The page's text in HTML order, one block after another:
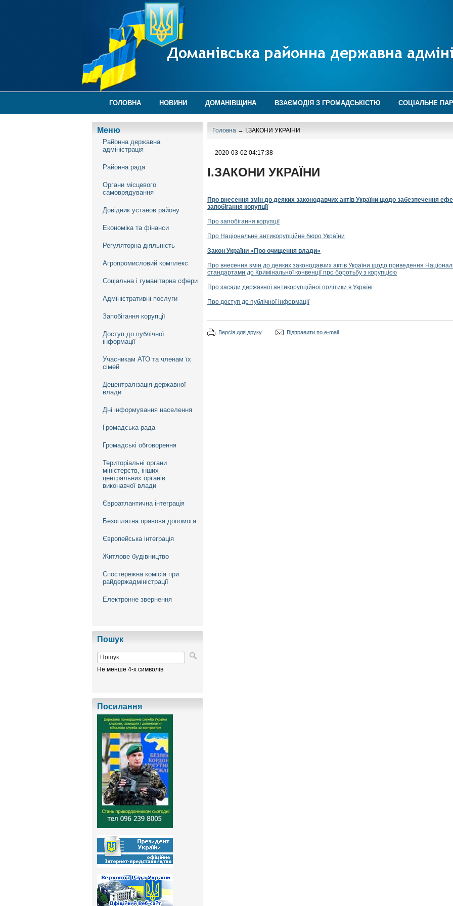
ГОЛОВНА НОВИНИ ДОМАНІВЩИНА ВЗАЄМОДІЯ З ГРОМАДСЬКІСТЮ СОЦІАЛЬНЕ
Меню
Районна державна
адміністрація
Районна рада
Органи місцевого
самоврядування
Довідник установ району
Економіка та фінанси
Регуляторна діяльність
Агропромисловий комплекс
Соціальна і гуманітарна сфери
Адміністративні послуги
Запобігання корупції
Доступ до публічної
інформації
Учасникам АТО та членам їх
сімей
Децентралізація державної
влади
Дні інформування населення
Громадська рада
Громадські обговорення
Територіальні органи
міністерств, інших
центральних органів
виконавчої влади
Євроатлантична інтеграція
Безоплатна правова допомога
Європейська інтеграція
Житлове будівництво
Спостережна комісія при
райдержадміністрації
Електронне звернення
Пошук
Не менше 4-х символів
Посилання
Головна → І.ЗАКОНИ УКРАЇНИ
2020-03-02 04:17:38
І.ЗАКОНИ УКРАЇНИ
Про внесення змін до деяких законодавчих актів України щодо забезпечення
запобігання корупції
Про запобігання корупції
Про Національне антикорупційне бюро України
Закон України «Про очищення влади»
Про внесення змін до деяких законодавчих актів України щодо приведення
стандартами до Кримінальної конвенції про боротьбу з корупцією
Про засади державної антикорупційної політики в Україні
Про доступ до публічної інформації
Версія для друку Відправити по e-mail